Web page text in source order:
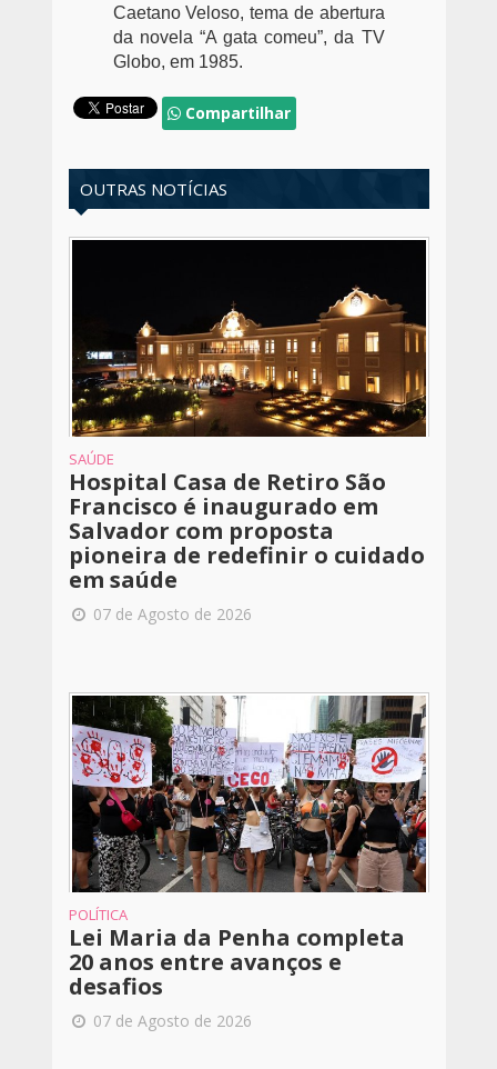
Caetano Veloso, tema de abertura
da novela “A gata comeu”, da TV
Globo, em 1985.
Compartilhar
OUTRAS NOTÍCIAS
SAÚDE
Hospital Casa de Retiro São
Francisco é inaugurado em
Salvador com proposta
pioneira de redefinir o cuidado
em saúde
07 de Agosto de 2026
POLÍTICA
Lei Maria da Penha completa
20 anos entre avanços e
desafios
07 de Agosto de 2026